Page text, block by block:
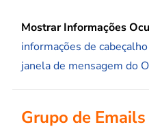
Mostrar Informações
informações de
janela de mensagem do
Grupo de Emails